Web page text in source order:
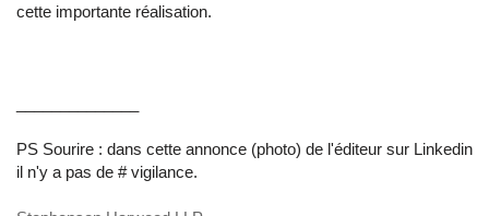
cette importante réalisation.
PS Sourire : dans cette annonce (photo) de l'éditeur sur Linkedin
il n'y a pas de # vigilance.